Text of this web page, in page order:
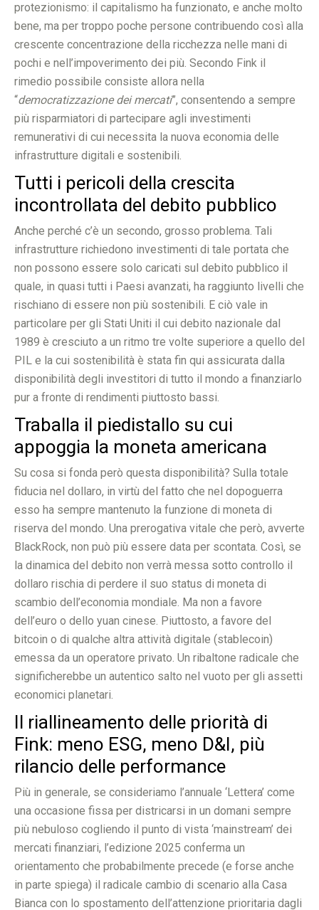
protezionismo: il capitalismo ha funzionato, e anche molto
bene, ma per troppo poche persone contribuendo così alla
crescente concentrazione della ricchezza nelle mani di
pochi e nell’impoverimento dei più. Secondo Fink il
rimedio possibile consiste allora nella
“democratizzazione dei mercati”, consentendo a sempre
più risparmiatori di partecipare agli investimenti
remunerativi di cui necessita la nuova economia delle
infrastrutture digitali e sostenibili.
Tutti i pericoli della crescita
incontrollata del debito pubblico
Anche perché c’è un secondo, grosso problema. Tali
infrastrutture richiedono investimenti di tale portata che
non possono essere solo caricati sul debito pubblico il
quale, in quasi tutti i Paesi avanzati, ha raggiunto livelli che
rischiano di essere non più sostenibili. E ciò vale in
particolare per gli Stati Uniti il cui debito nazionale dal
1989 è cresciuto a un ritmo tre volte superiore a quello del
PIL e la cui sostenibilità è stata fin qui assicurata dalla
disponibilità degli investitori di tutto il mondo a finanziarlo
pur a fronte di rendimenti piuttosto bassi.
Traballa il piedistallo su cui
appoggia la moneta americana
Su cosa si fonda però questa disponibilità? Sulla totale
fiducia nel dollaro, in virtù del fatto che nel dopoguerra
esso ha sempre mantenuto la funzione di moneta di
riserva del mondo. Una prerogativa vitale che però, avverte
BlackRock, non può più essere data per scontata. Così, se
la dinamica del debito non verrà messa sotto controllo il
dollaro rischia di perdere il suo status di moneta di
scambio dell’economia mondiale. Ma non a favore
dell’euro o dello yuan cinese. Piuttosto, a favore del
bitcoin o di qualche altra attività digitale (stablecoin)
emessa da un operatore privato. Un ribaltone radicale che
significherebbe un autentico salto nel vuoto per gli assetti
economici planetari.
Il riallineamento delle priorità di
Fink: meno ESG, meno D&I, più
rilancio delle performance
Più in generale, se consideriamo l’annuale ‘Lettera’ come
una occasione fissa per districarsi in un domani sempre
più nebuloso cogliendo il punto di vista ‘mainstream’ dei
mercati finanziari, l’edizione 2025 conferma un
orientamento che probabilmente precede (e forse anche
in parte spiega) il radicale cambio di scenario alla Casa
Bianca con lo spostamento dell’attenzione prioritaria dagli